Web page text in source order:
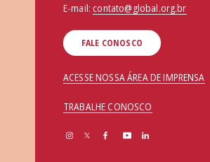
E-mail:contato@global.org.br
FALE CONOSCO
ACESSE NOSSA ÁREA DE IMPRENSA
TRABALHE CONOSCO